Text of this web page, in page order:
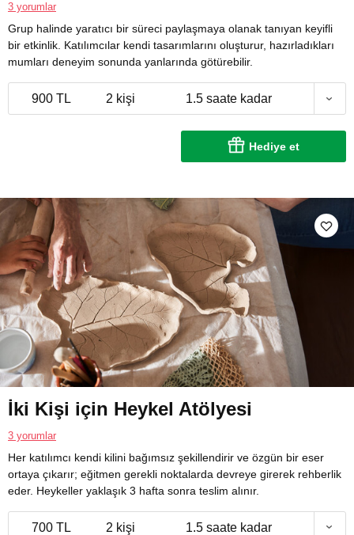
3 yorumlar
Grup halinde yaratıcı bir süreci paylaşmaya olanak tanıyan keyifli
bir etkinlik. Katılımcılar kendi tasarımlarını oluşturur, hazırladıkları
mumları deneyim sonunda yanlarında götürebilir.
900 TL 2 kişi 1.5 saate kadar
Hediye et
İki Kişi için Heykel Atölyesi
3 yorumlar
Her katılımcı kendi kilini bağımsız şekillendirir ve özgün bir eser
ortaya çıkarır; eğitmen gerekli noktalarda devreye girerek rehberlik
eder. Heykeller yaklaşık 3 hafta sonra teslim alınır.
700 TL 2 kişi 1.5 saate kadar